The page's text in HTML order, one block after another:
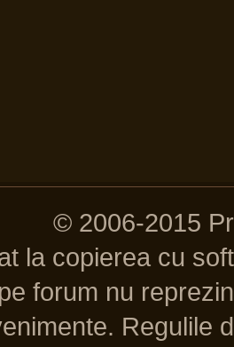
© 2006-2015
la copierea cu
forum nu
Regulile